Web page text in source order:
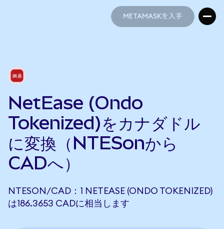
METAMASKを入手
NetEase (Ondo
Tokenized)をカナダドル
に変換（NTESonから
CADへ）
NTESON/CAD：1 NETEASE (ONDO TOKENIZED)
は186.3653 CADに相当します